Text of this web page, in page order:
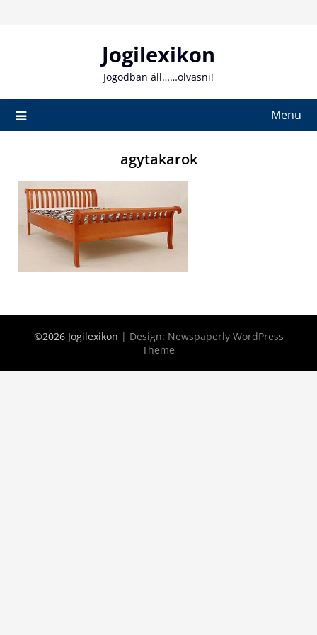
Jogilexikon
Jogodban áll……olvasni!
Menu
agytakarok
©2026 Jogilexikon | Design: Newspaperly WordPress
Theme